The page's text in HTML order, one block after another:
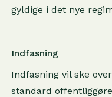
gyldige i det nye
Indfasning
Indfasning vil ske
standard